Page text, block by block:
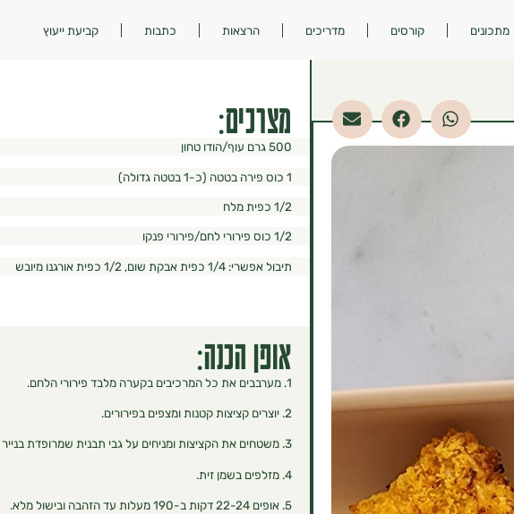
מתכונים קורסים מדריכים הרצאות כתבות קביעת ייעוץ
מצרכים:
500 גרם עוף/הודו טחון
1 כוס פירה בטטה (כ-1 בטטה גדולה)
1/2 כפית מלח
1/2 כוס פירורי לחם/פירורי פנקו
תיבול אפשרי: 1/4 כפית אבקת שום, 1/2 כפית אורגנו מיובש
אופן הכנה:
1. מערבבים את כל המרכיבים בקערה מלבד פירורי הלחם.
2. יוצרים קציצות קטנות ומצפים בפירורים.
3. משטחים את הקציצות ומניחים על גבי תבנית שמרופדת בנייר אפיה.
4. מזלפים בשמן זית.
5. אופים 22-24 דקות ב-190 מעלות עד הזהבה ובישול מלא.